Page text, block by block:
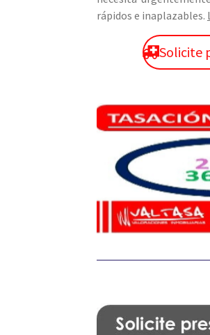
rápidos e inaplazables.
Solicite